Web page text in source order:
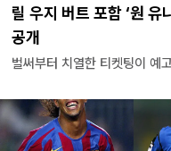
릴 우지 버트 포함 ‘원
공개
벌써부터 치열한 티켓팅이 예